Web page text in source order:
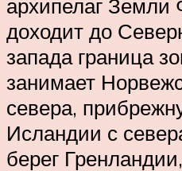
архипелаг
доходит до
запада граница
занимает
севера,
Исландии с
берег